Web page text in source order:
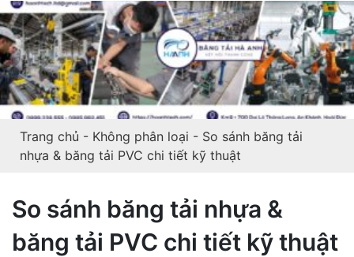
Trang chủ - Không phân loại - So sánh băng tải
nhựa & băng tải PVC chi tiết kỹ thuật
So sánh băng tải nhựa &
băng tải PVC chi tiết kỹ thuật